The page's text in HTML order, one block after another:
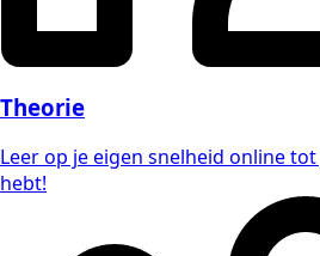
Theorie
Leer op je eigen snelheid online
hebt!